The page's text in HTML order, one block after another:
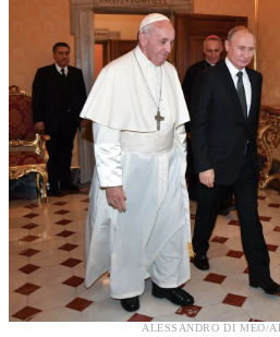
ALESSANDRO DI MEO/